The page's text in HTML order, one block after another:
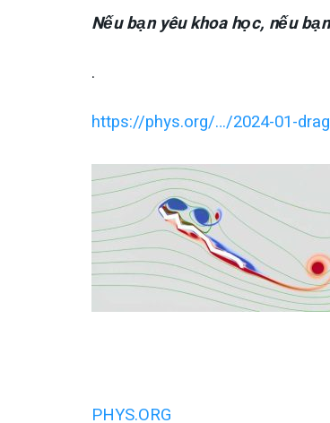
Nếu bạn yêu khoa học, nếu
.
https://phys.org/…/2024-01-
PHYS.ORG